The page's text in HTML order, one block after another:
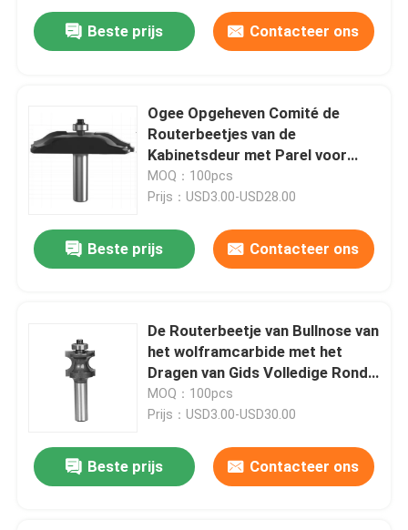
Beste prijs Contacteer ons
Ogee Opgeheven Comité de
Routerbeetjes van de
Kabinetsdeur met Parel voor
routerlijst
MOQ：100pcs
Prijs：USD3.00-USD28.00
Beste prijs Contacteer ons
De Routerbeetje van Bullnose van
het wolframcarbide met het
Dragen van Gids Volledige Ronde
Rand
MOQ：100pcs
Prijs：USD3.00-USD30.00
Beste prijs Contacteer ons